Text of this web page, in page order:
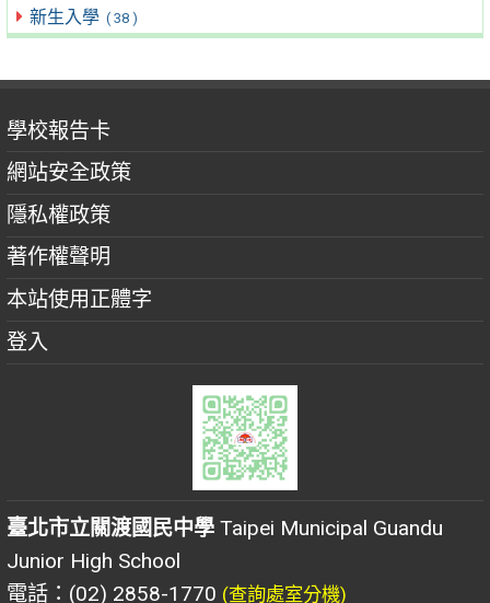
新生入學 ( 38 )
學校報告卡
網站安全政策
隱私權政策
著作權聲明
本站使用正體字
登入
臺北市立關渡國民中學 Taipei Municipal Guandu
Junior High School
電話：(02) 2858-1770 (查詢處室分機)